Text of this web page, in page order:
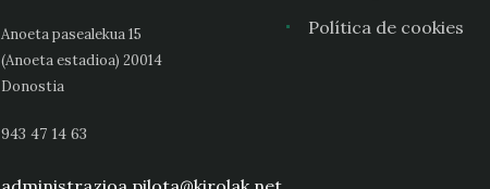
Anoeta pasealekua 15
(Anoeta estadioa) 20014
Donostia
943 47 14 63
Política de cookies